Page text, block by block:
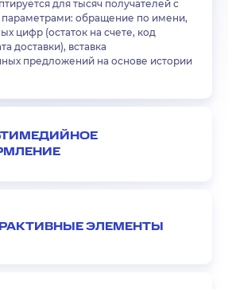
для тысяч получателей с
обращение по имени,
цифр (остаток на счете, код
доставки), вставка
предложений на основе истории
ЭЛЕМЕНТЫ